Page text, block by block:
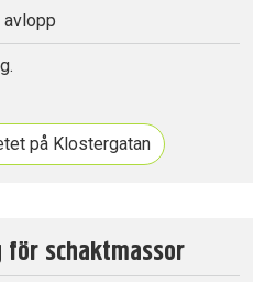
avlopp
på Klostergatan
för schaktmassor